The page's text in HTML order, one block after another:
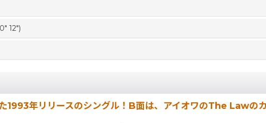
12")
年リリースのシングル！B面は、アイオワのThe Lawの